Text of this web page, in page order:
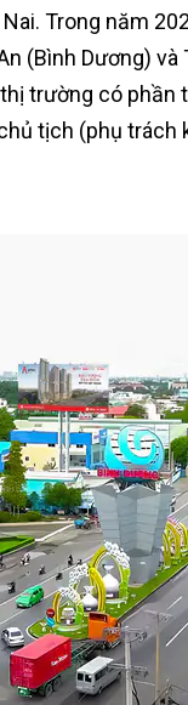
Trong năm
(Bình Dương)
trường có
tịch (phụ